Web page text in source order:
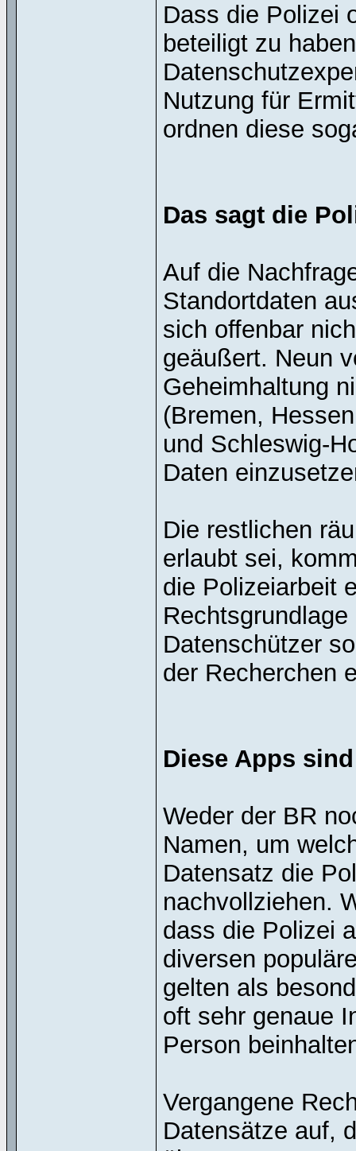
Dass die Polizei
beteiligt zu
Nutzung für
ordnen diese
Das sagt die
Auf die
Standortdaten
sich offenbar
geäußert. Neun
Geheimhaltung
(Bremen,
und Schleswig-
Daten
Die restlichen
erlaubt sei,
die Polizeiarbeit
Datenschützer
der Recherchen
Diese Apps
Weder der BR
Namen, um
Datensatz die
nachvollziehen.
dass die Polizei
diversen
gelten als
oft sehr genaue
Person
Vergangene
Datensätze auf,